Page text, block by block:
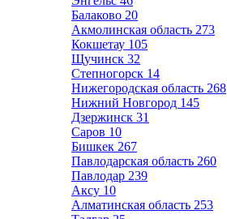
Балаково 20
Акмолинская область 273
Кокшетау 105
Щучинск 32
Степногорск 14
Нижегородская область 268
Нижний Новгород 145
Дзержинск 31
Саров 10
Бишкек 267
Павлодарская область 260
Павлодар 239
Аксу 10
Алматинская область 253